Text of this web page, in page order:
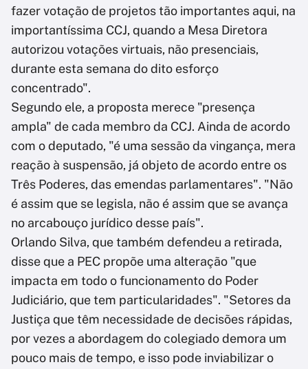
fazer votação de projetos tão importantes aqui, na
importantíssima CCJ, quando a Mesa Diretora
autorizou votações virtuais, não presenciais,
durante esta semana do dito esforço
concentrado".
Segundo ele, a proposta merece "presença
ampla" de cada membro da CCJ. Ainda de acordo
com o deputado, "é uma sessão da vingança, mera
reação à suspensão, já objeto de acordo entre os
Três Poderes, das emendas parlamentares". "Não
é assim que se legisla, não é assim que se avança
no arcabouço jurídico desse país".
Orlando Silva, que também defendeu a retirada,
disse que a PEC propõe uma alteração "que
impacta em todo o funcionamento do Poder
Judiciário, que tem particularidades". "Setores da
Justiça que têm necessidade de decisões rápidas,
por vezes a abordagem do colegiado demora um
pouco mais de tempo, e isso pode inviabilizar o